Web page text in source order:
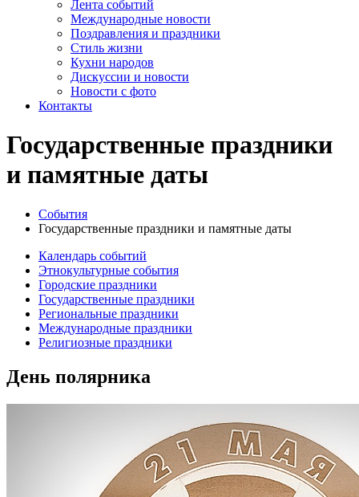
Лента событий
Международные новости
Поздравления и праздники
Cтиль жизни
Кухни народов
Дискуссии и новости
Новости с фото
Контакты
Государственные праздники
и памятные даты
События
Государственные праздники и памятные даты
Календарь событий
Этнокультурные события
Городские праздники
Государственные праздники
Региональные праздники
Международные праздники
Религиозные праздники
День полярника